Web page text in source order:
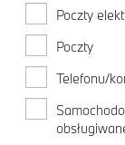
Poczty
Poczty
Telefonu/